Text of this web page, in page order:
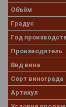
Объём
Градус
Год
Производитель
Вид вина
Сорт винограда
Артикул